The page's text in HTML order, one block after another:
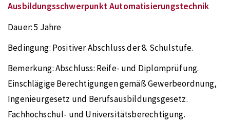
Ausbildungsschwerpunkt Automatisierungstechnik
Dauer:5 Jahre
Bedingung: Positiver Abschluss der 8. Schulstufe.
Bemerkung:Abschluss: Reife- und Diplomprüfung.
Einschlägige Berechtigungen gemäß Gewerbeordnung,
Ingenieurgesetz und Berufsausbildungsgesetz.
Fachhochschul- und Universitätsberechtigung.